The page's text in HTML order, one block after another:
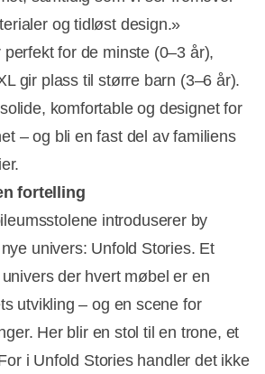
og tidløst design.»
for de minste (0–3 år),
gir plass til større barn (3–6 år).
komfortable og designet for
– og bli en fast del av familiens
fortelling
introduserer by
univers: Unfold Stories. Et
der hvert møbel er en
utvikling – og en scene for
Her blir en stol til en trone, et
i Unfold Stories handler det ikke